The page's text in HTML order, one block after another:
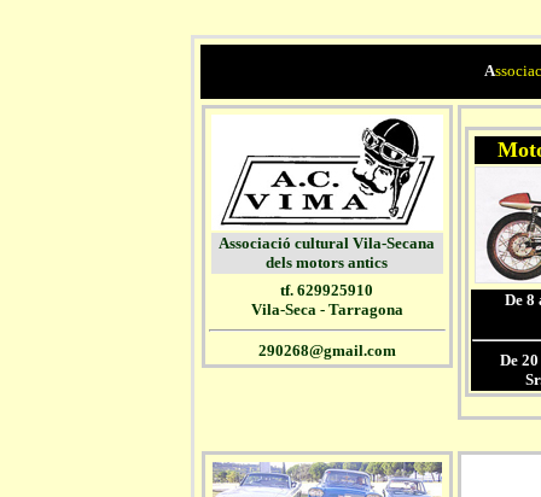
A
Associació cultural Vila-Secana
dels motors antics
tf. 629925910
Vila-Seca - Tarragona
290268@gmail.com
De 8
De